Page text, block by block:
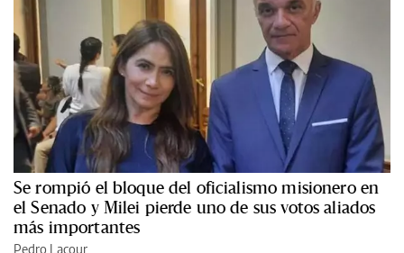
Se rompió el bloque del oficialismo misionero en
el Senado y Milei pierde uno de sus votos aliados
más importantes
Pedro Lacour